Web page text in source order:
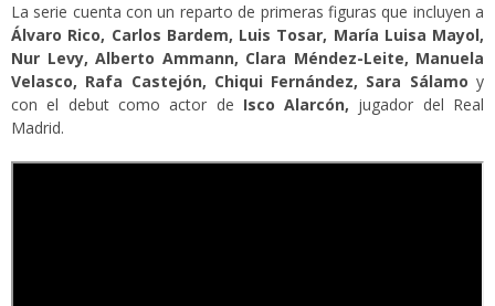
La serie cuenta con un reparto de primeras figuras que incluyen a
Álvaro Rico, Carlos Bardem, Luis Tosar, María Luisa Mayol,
Nur Levy, Alberto Ammann, Clara Méndez-Leite, Manuela
Velasco, Rafa Castejón, Chiqui Fernández, Sara Sálamo y
con el debut como actor de Isco Alarcón, jugador del Real
Madrid.